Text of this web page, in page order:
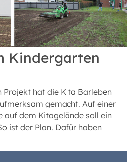
Kindergarten
Projekt hat die Kita Barleben
gemacht. Auf einer
auf dem Kitagelände soll ein
ist der Plan. Dafür haben